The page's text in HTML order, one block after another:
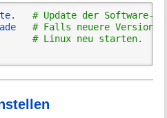
# Update der Software-
# Falls neuere
# Linux neu starten.